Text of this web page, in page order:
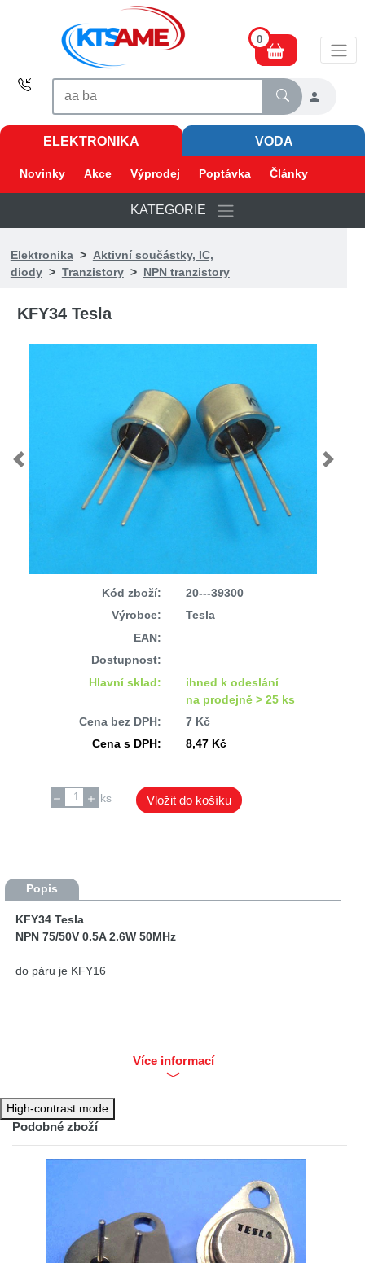
0
ELEKTRONIKA VODA
Novinky Akce Výprodej Poptávka Články
KATEGORIE
Elektronika> Aktivní součástky, IC,
diody> Tranzistory> NPN tranzistory
KFY34 Tesla
Previous Next
Kód zboží:
20---39300
Výrobce:
Tesla
EAN:
Dostupnost:
Hlavní sklad:
ihned k odeslání
na prodejně > 25 ks
Cena bez DPH:
7 Kč
Cena s DPH:
8,47 Kč
ks Vložit do košíku
Popis
KFY34 Tesla
NPN 75/50V 0.5A 2.6W 50MHz
do páru je KFY16
Více informací
High-contrast mode
Podobné zboží